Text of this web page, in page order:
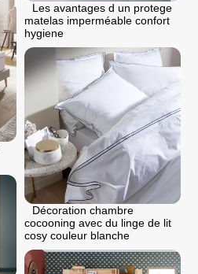
Les avantages d un protege
matelas imperméable confort
hygiene
Décoration chambre
cocooning avec du linge de lit
cosy couleur blanche